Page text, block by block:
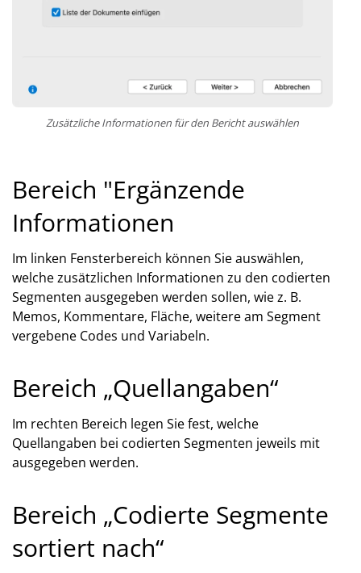
Zusätzliche Informationen für den Bericht auswählen
Bereich "Ergänzende
Informationen
Im linken Fensterbereich können Sie auswählen,
welche zusätzlichen Informationen zu den codierten
Segmenten ausgegeben werden sollen, wie z. B.
Memos, Kommentare, Fläche, weitere am Segment
vergebene Codes und Variabeln.
Bereich „Quellangaben“
Im rechten Bereich legen Sie fest, welche
Quellangaben bei codierten Segmenten jeweils mit
ausgegeben werden.
Bereich „Codierte Segmente
sortiert nach“